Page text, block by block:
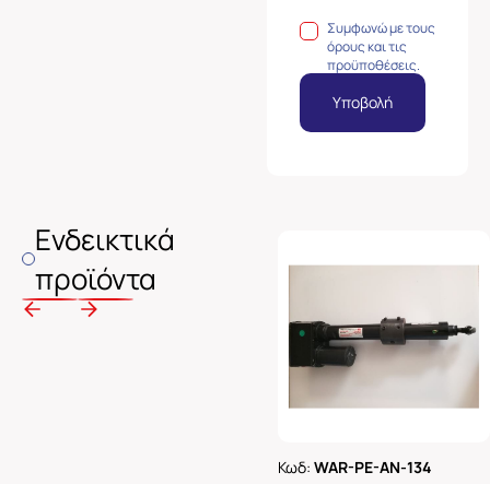
Συμφωνώ με τους
όρους και τις
προϋποθέσεις.
Υποβολή
Ενδεικτικά
προϊόντα
Κωδ:WAR-PE-AN-134